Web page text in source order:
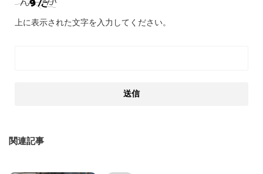
上に表示された文字を入力してください。
関連記事